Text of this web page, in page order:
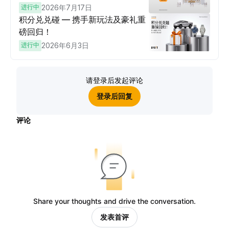
进行中 2026年7月17日
积分兑兑碰 — 携手新玩法及豪礼重
磅回归！
进行中 2026年6月3日
请登录后发起评论
登录后回复
评论
Share your thoughts and drive the conversation.
发表首评